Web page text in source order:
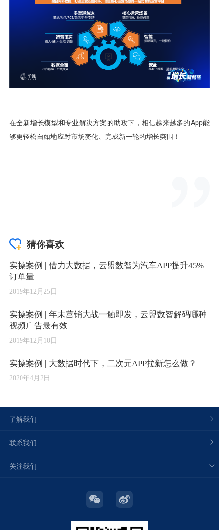
猜你喜欢
实操案例 | 借力大数据，云盟数智为汽车APP提升45%
订单量
2019年12月25日
实操案例 | 年末营销大战一触即发，云盟数智解码哪种
视频广告最有效
2019年12月10日
实操案例 | 大数据时代下，二次元APP拉新怎么做？
2020年4月2日
了解我们
联系我们
关注我们